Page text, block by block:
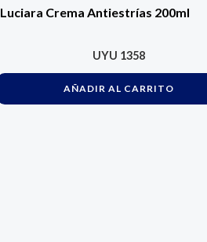
Luciara Crema Antiestrías 200ml
UYU 1358
AÑADIR AL CARRITO